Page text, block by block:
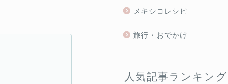
メキシコレシピ
旅行・おでかけ
人気記事ランキング